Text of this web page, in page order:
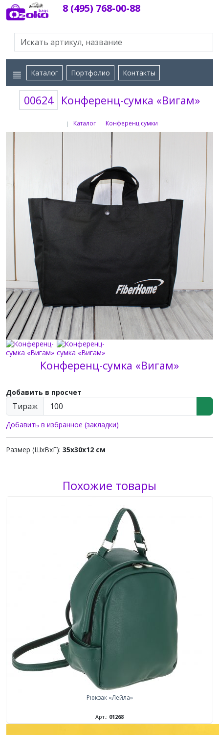
8 (495) 768-00-88
Каталог Портфолио Контакты
00624 Конференц-сумка «Вигам»
| Каталог Конференц сумки
Конференц-сумка «Вигам»
Добавить в просчет
Тираж
Добавить в избранное (закладки)
Размер (ШхВхГ): 35х30х12 см
Похожие товары
Рюкзак «Лейла»
Арт.: 01268